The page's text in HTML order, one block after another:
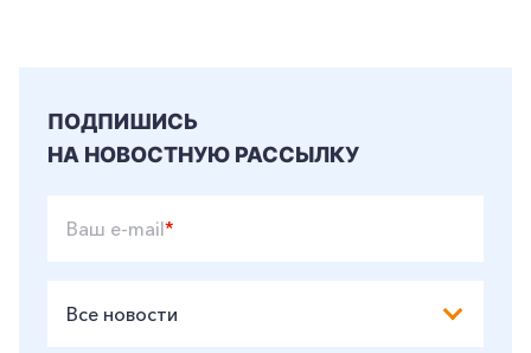
ПОДПИШИСЬ
НА НОВОСТНУЮ РАССЫЛКУ
Ваш e-mail*
Все новости